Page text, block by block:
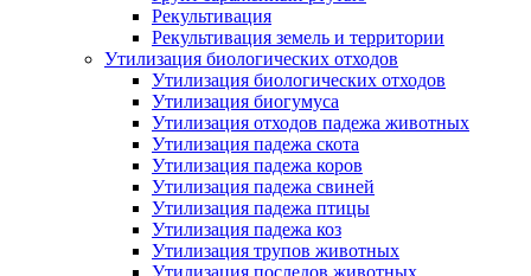
Рекультивация
Рекультивация земель и территории
Утилизация биологических отходов
Утилизация биологических отходов
Утилизация биогумуса
Утилизация отходов падежа животных
Утилизация падежа скота
Утилизация падежа коров
Утилизация падежа свиней
Утилизация падежа птицы
Утилизация падежа коз
Утилизация трупов животных
Утилизация последов животных